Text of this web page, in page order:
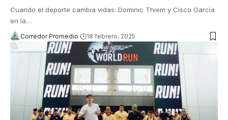
Cuando el deporte cambia vidas: Dominic Thiem y Cisco García
en la…
Corredor Promedio 18 febrero, 2025